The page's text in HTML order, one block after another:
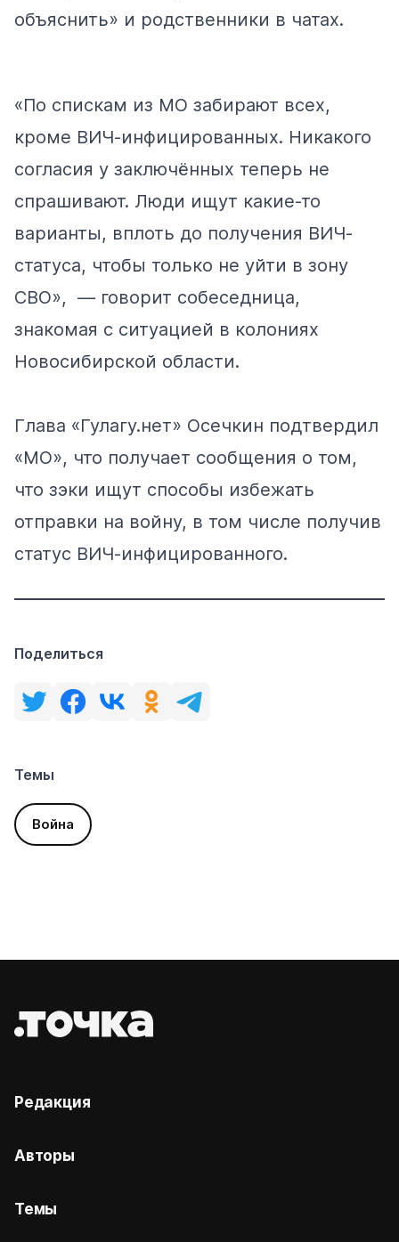
объяснить» и родственники в чатах.
«По спискам из МО забирают всех,
кроме ВИЧ-инфицированных. Никакого
согласия у заключённых теперь не
спрашивают. Люди ищут какие-то
варианты, вплоть до получения ВИЧ-
статуса, чтобы только не уйти в зону
СВО», — говорит собеседница,
знакомая с ситуацией в колониях
Новосибирской области.
Глава «Гулагу.нет» Осечкин подтвердил
«МО», что получает сообщения о том,
что зэки ищут способы избежать
отправки на войну, в том числе получив
статус ВИЧ-инфицированного.
Поделиться
Темы
Война
Редакция
Авторы
Темы